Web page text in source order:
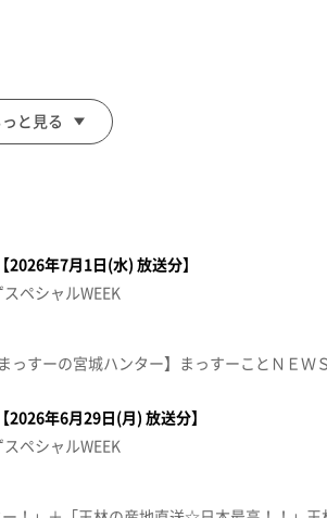
と見る
2026年7月1日(水) 放送分】
ペシャルWEEK
2026年6月29日(月) 放送分】
ペシャルWEEK